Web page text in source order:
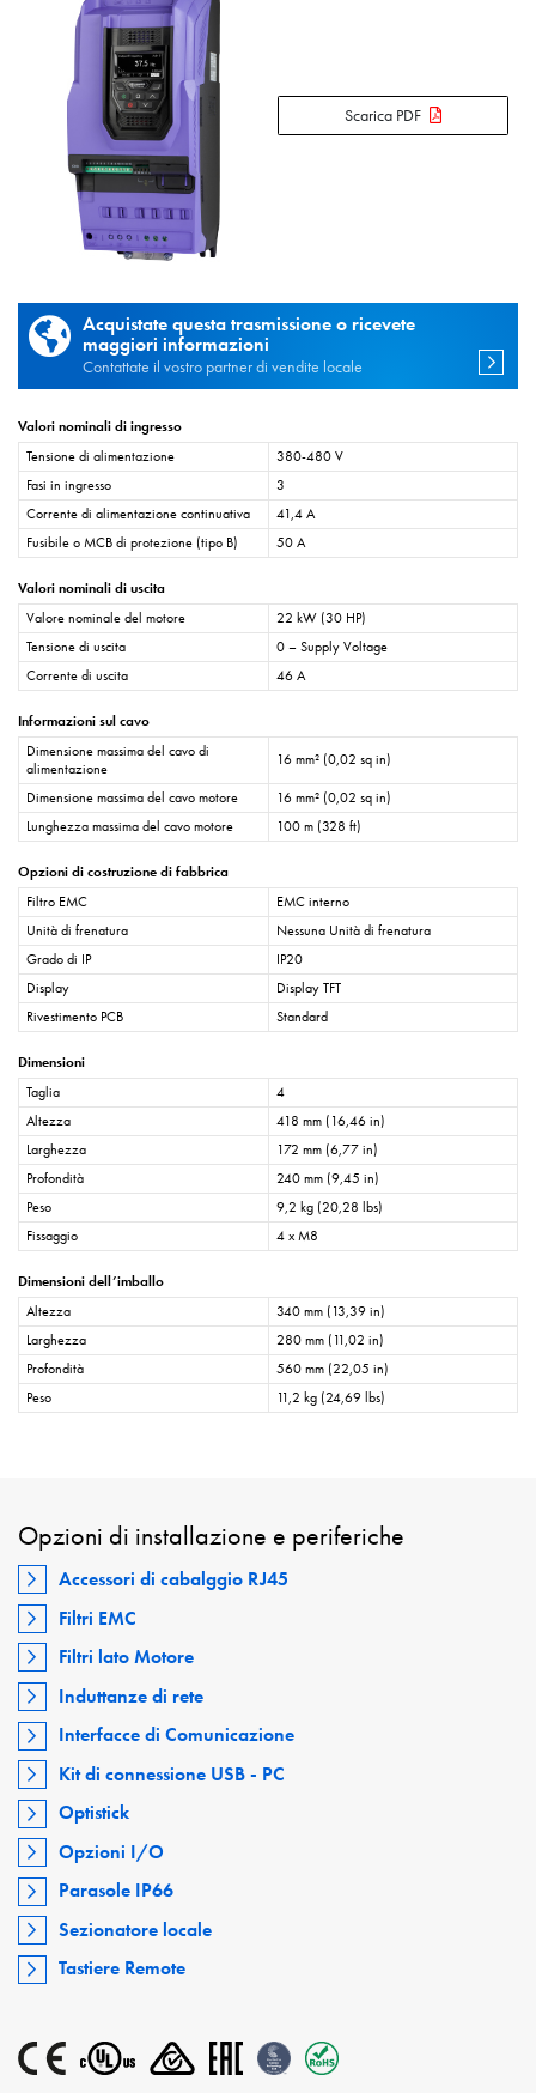
Scarica PDF
Acquistate questa trasmissione o ricevete
maggiori informazioni
Contattate il vostro partner di vendite locale
Valori nominali di ingresso
Tensione di alimentazione
380-480 V
Fasi in ingresso
3
Corrente di alimentazione continuativa
41,4 A
Fusibile o MCB di protezione (tipo B)
50 A
Valori nominali di uscita
Valore nominale del motore
22 kW (30 HP)
Tensione di uscita
0 – Supply Voltage
Corrente di uscita
46 A
Informazioni sul cavo
Dimensione massima del cavo di
alimentazione
16 mm² (0,02 sq in)
Dimensione massima del cavo motore
16 mm² (0,02 sq in)
Lunghezza massima del cavo motore
100 m (328 ft)
Opzioni di costruzione di fabbrica
Filtro EMC
EMC interno
Unità di frenatura
Nessuna Unità di frenatura
Grado di IP
IP20
Display
Display TFT
Rivestimento PCB
Standard
Dimensioni
Taglia
4
Altezza
418 mm (16,46 in)
Larghezza
172 mm (6,77 in)
Profondità
240 mm (9,45 in)
Peso
9,2 kg (20,28 lbs)
Fissaggio
4 x M8
Dimensioni dell’imballo
Altezza
340 mm (13,39 in)
Larghezza
280 mm (11,02 in)
Profondità
560 mm (22,05 in)
Peso
11,2 kg (24,69 lbs)
Opzioni di installazione e periferiche
Accessori di cabalggio RJ45
Filtri EMC
Filtri lato Motore
Induttanze di rete
Interfacce di Comunicazione
Kit di connessione USB - PC
Optistick
Opzioni I/O
Parasole IP66
Sezionatore locale
Tastiere Remote